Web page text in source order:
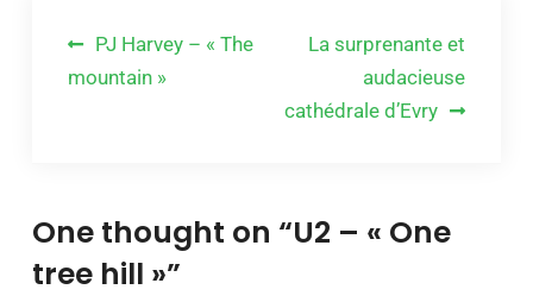
Navigation
de
PJ Harvey – « The
mountain »
La surprenante et
audacieuse
cathédrale d’Evry
One thought on “U2 – « One
tree hill »”